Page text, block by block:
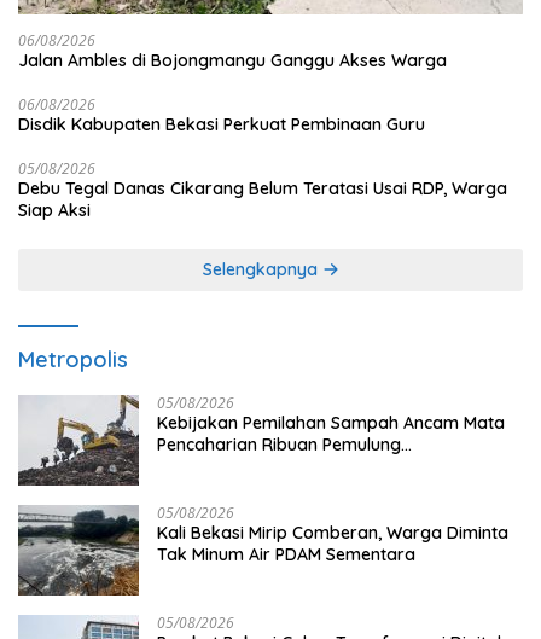
06/08/2026
Jalan Ambles di Bojongmangu Ganggu Akses Warga
06/08/2026
Disdik Kabupaten Bekasi Perkuat Pembinaan Guru
05/08/2026
Debu Tegal Danas Cikarang Belum Teratasi Usai RDP, Warga
Siap Aksi
Selengkapnya
Metropolis
05/08/2026
Kebijakan Pemilahan Sampah Ancam Mata
Pencaharian Ribuan Pemulung
05/08/2026
Kali Bekasi Mirip Comberan, Warga Diminta
Tak Minum Air PDAM Sementara
05/08/2026